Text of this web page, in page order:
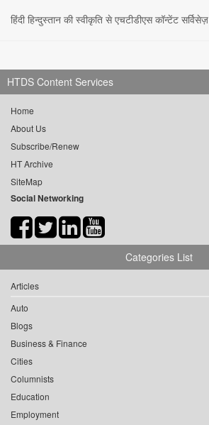
हिंदी हिन्दुस्तान की स्वीकृति से एचटीडीएस कॉन्टेंट सर्विसेज़
HTDS Content Services
Home
About Us
Subscribe/Renew
HT Archive
SiteMap
Social Networking
Categories List
Articles
Auto
Blogs
Business & Finance
Cities
Columnists
Education
Employment